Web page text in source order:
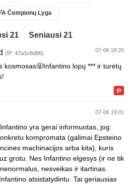
Čempionų Lyga
21 Seniausi 21
(IP: 47a1c8d86) 07-06 18:26
kosmosas🤬Infantino lopų *** ir turėtų
07-06 19:01
yra gerai informuotas, jog
kompromata (galimai Epsteino
machinacijos arba kita), kuris
grotu. Nes Infantino elgesys (ir ne tik
nesveikas ir itartinas.
atsistatydintu. Tai geriausias